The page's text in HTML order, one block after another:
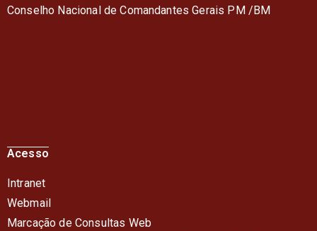
Conselho Nacional de Comandantes Gerais PM /BM
Acesso
Intranet
Webmail
Marcação de Consultas Web